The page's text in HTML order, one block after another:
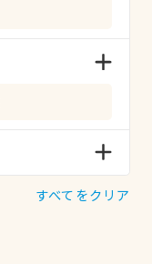
すべてをクリア